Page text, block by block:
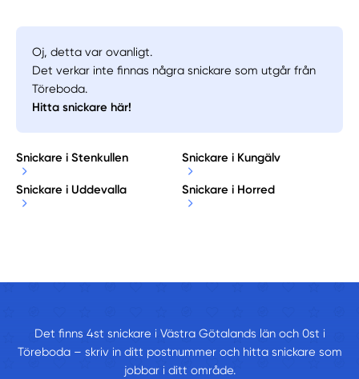
Oj, detta var ovanligt.
Det verkar inte finnas några snickare som utgår från
Töreboda.
Hitta snickare här!
Snickare i Stenkullen Snickare i Kungälv
Snickare i Uddevalla Snickare i Horred
Det finns 4st snickare i Västra Götalands län och 0st i
Töreboda – skriv in ditt postnummer och hitta snickare som
jobbar i ditt område.